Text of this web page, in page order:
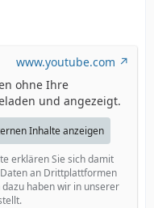
www.youtube.com
ohne Ihre
und angezeigt.
Inhalte anzeigen
erklären Sie sich damit
an Drittplattformen
haben wir in unserer